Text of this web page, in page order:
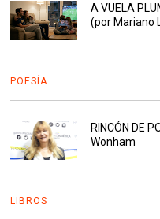
A VUELA
(por Mariano
POESÍA
RINCÓN DE
Wonham
LIBROS